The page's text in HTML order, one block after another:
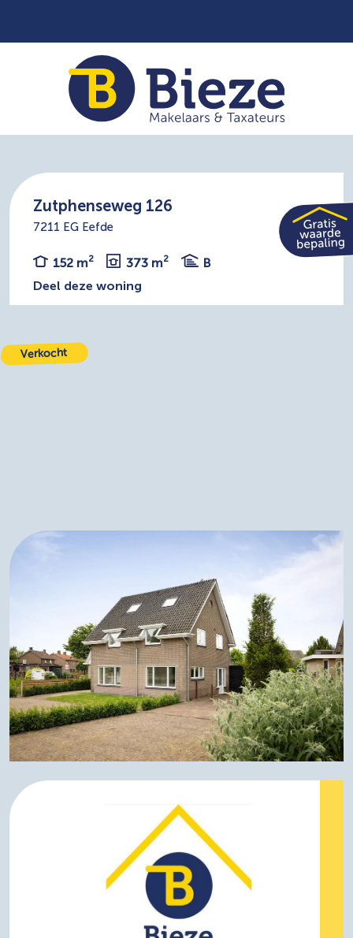
Zutphenseweg 126
7211 EG Eefde
152 m2 373 m2
B
Deel deze woning
Verkocht